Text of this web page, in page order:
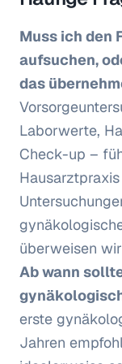
Muss ich den
aufsuchen,
das
Laborwerte,
Check-up –
überweisen
Ab wann
erste
Jahren